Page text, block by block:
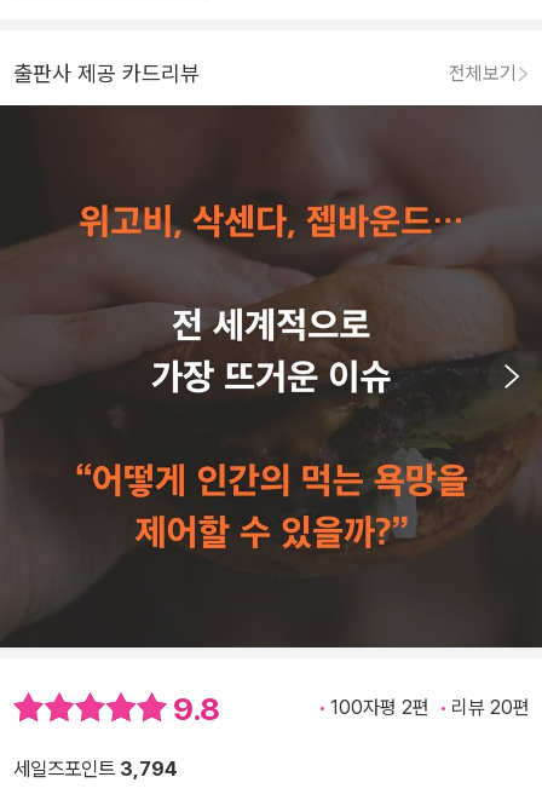
출판사 제공 카드리뷰 전체보기
9.8 100자평 2편 리뷰 20편
세일즈포인트 3,794